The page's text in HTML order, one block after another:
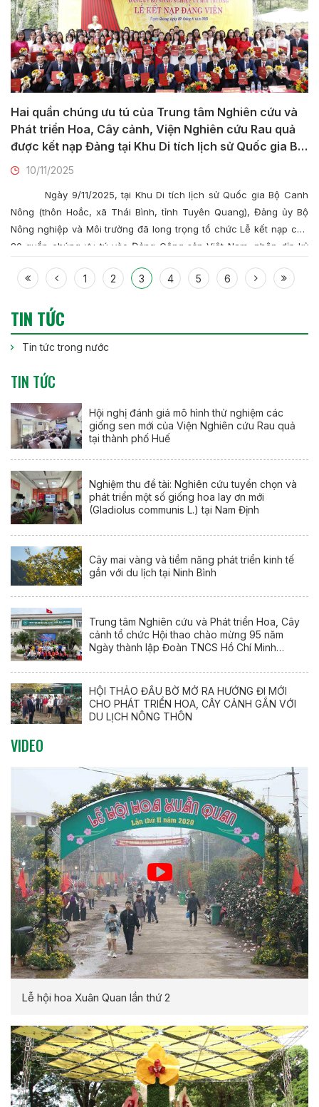
Hai quần chúng ưu tú của Trung tâm Nghiên cứu và
Phát triển Hoa, Cây cảnh, Viện Nghiên cứu Rau quả
được kết nạp Đảng tại Khu Di tích lịch sử Quốc gia Bộ
Canh nông
10/11/2025
Ngày 9/11/2025, tại Khu Di tích lịch sử Quốc gia Bộ Canh
Nông (thôn Hoắc, xã Thái Bình, tỉnh Tuyên Quang), Đảng ủy Bộ
Nông nghiệp và Môi trường đã long trọng tổ chức Lễ kết nạp cho
80 quần chúng ưu tú vào Đảng Cộng sản Việt Nam, nhân dịp kỷ
1 2 3 4 5 6
TIN TỨC
Tin tức trong nước
TIN TỨC
Hội nghị đánh giá mô hình thử nghiệm các
giống sen mới của Viện Nghiên cứu Rau quả
tại thành phố Huế
Nghiệm thu đề tài: Nghiên cứu tuyển chọn và
phát triển một số giống hoa lay ơn mới
(Gladiolus communis L.) tại Nam Định
Cây mai vàng và tiềm năng phát triển kinh tế
gắn với du lịch tại Ninh Bình
Trung tâm Nghiên cứu và Phát triển Hoa, Cây
cảnh tổ chức Hội thao chào mừng 95 năm
Ngày thành lập Đoàn TNCS Hồ Chí Minh
HỘI THẢO ĐẦU BỜ MỞ RA HƯỚNG ĐI MỚI
CHO PHÁT TRIỂN HOA, CÂY CẢNH GẮN VỚI
DU LỊCH NÔNG THÔN
VIDEO
Lễ hội hoa Xuân Quan lần thứ 2